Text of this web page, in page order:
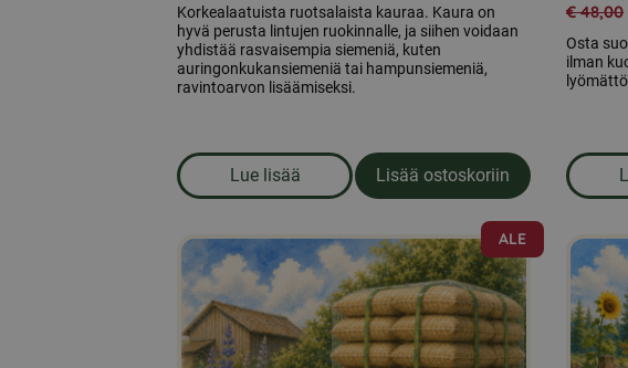
Korkealaatuista ruotsalaista kauraa. Kaura on
hyvä perusta lintujen ruokinnalle, ja siihen voidaan
yhdistää rasvaisempia siemeniä, kuten
auringonkukansiemeniä tai hampunsiemeniä,
ravintoarvon lisäämiseksi.
Lue lisää
om produkten Kaura 25kg
Lisää ostoskoriin
€48,00
Osta
ilman
ALE